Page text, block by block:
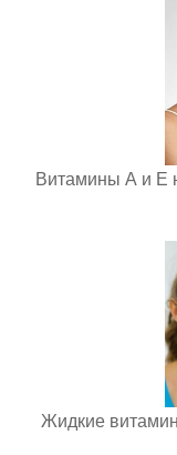
Витамины А и Е
Жидкие